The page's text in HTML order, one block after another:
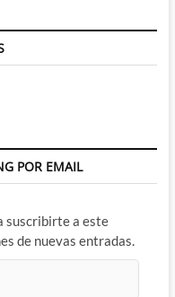
POR EMAIL
suscribirte a este
de nuevas entradas.